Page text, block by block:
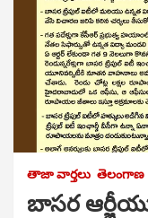
తాజా వార్తలు తెలంగాణ
బాసర